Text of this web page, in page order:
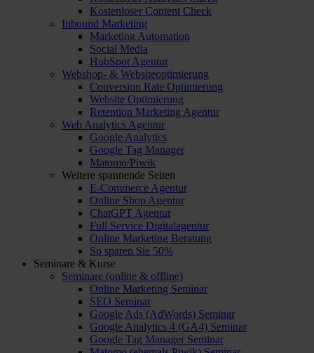
Kostenloser Content Check
Inbound Marketing
Marketing Automation
Social Media
HubSpot Agentur
Webshop- & Websiteoptimierung
Conversion Rate Optimierung
Website Optimierung
Retention Marketing Agentur
Web Analytics Agentur
Google Analytics
Google Tag Manager
Matomo/Piwik
Weitere spannende Seiten
E-Commerce Agentur
Online Shop Agentur
ChatGPT Agentur
Full Service Digitalagentur
Online Marketing Beratung
So sparen Sie 50%
Seminare & Kurse
Seminare (online & offline)
Online Marketing Seminar
SEO Seminar
Google Ads (AdWords) Seminar
Google Analytics 4 (GA4) Seminar
Google Tag Manager Seminar